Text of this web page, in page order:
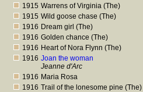
1915 Warrens of Virginia (The)
1915 Wild goose chase (The)
1916 Dream girl (The)
1916 Golden chance (The)
1916 Heart of Nora Flynn (The)
1916 Joan the woman
Jeanne d'Arc
1916 Maria Rosa
1916 Trail of the lonesome pine (The)